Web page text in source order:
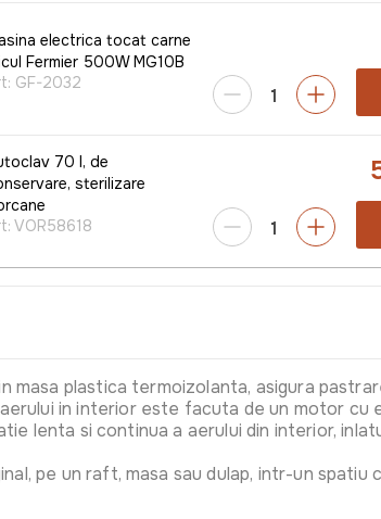
electrica tocat carne
Fermier 500W MG10B
GF-2032
70 l, de
sterilizare
VOR58618
masa plastica termoizolanta, asigura
in interior este facuta de un motor cu
lenta si continua a aerului din interior,
pe un raft, masa sau dulap, intr-un spatiu